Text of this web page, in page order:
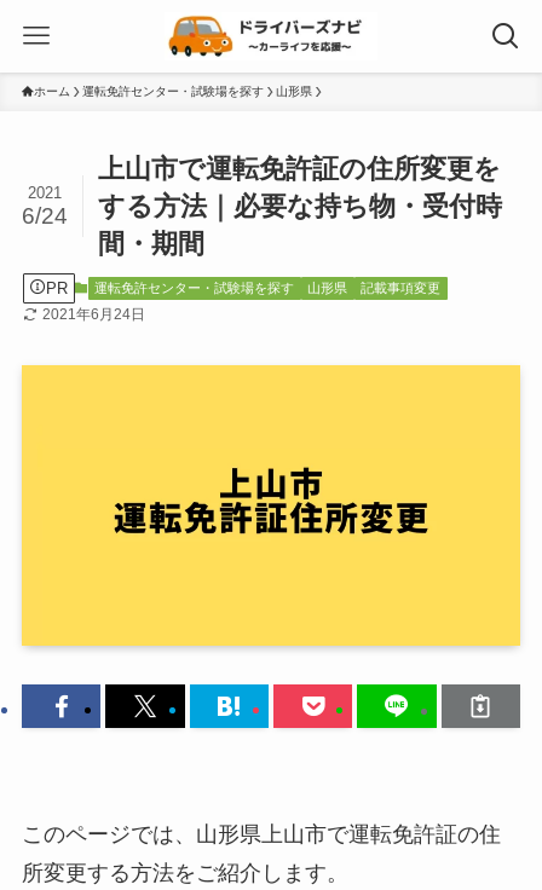
ホーム 運転免許センター・試験場を探す 山形県
上山市で運転免許証の住所変更を
する方法｜必要な持ち物・受付時
間・期間
2021
6/24
PR 運転免許センター・試験場を探す 山形県 記載事項変更
2021年6月24日
このページでは、山形県上山市で運転免許証の住
所変更する方法をご紹介します。